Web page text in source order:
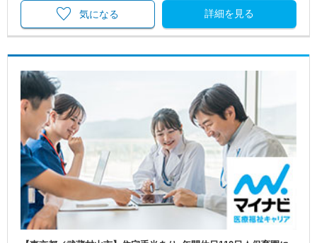
詳細を見る
気になる